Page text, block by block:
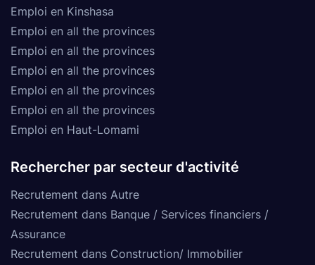
Emploi en Kinshasa
Emploi en all the provinces
Emploi en all the provinces
Emploi en all the provinces
Emploi en all the provinces
Emploi en all the provinces
Emploi en Haut-Lomami
Rechercher par secteur d'activité
Recrutement dans Autre
Recrutement dans Banque / Services financiers /
Assurance
Recrutement dans Construction/ Immobilier